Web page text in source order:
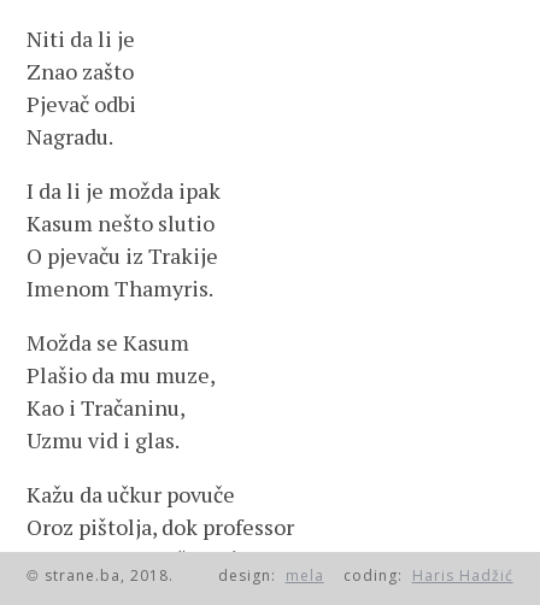
Niti da li je
Znao zašto
Pjevač odbi
Nagradu.
I da li je možda ipak
Kasum nešto slutio
O pjevaču iz Trakije
Imenom Thamyris.
Možda se Kasum
Plašio da mu muze,
Kao i Tračaninu,
Uzmu vid i glas.
Kažu da učkur povuče
Oroz pištolja, dok professor
Iz kofera uzimaše gaće,
Te Parry bi mrtav u hotelu.
© strane.ba, 2018. design: mela coding: Haris Hadžić